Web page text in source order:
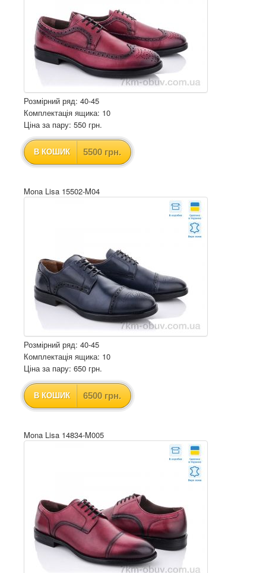
Розмірний ряд: 40-45
Комплектація ящика: 10
Ціна за пару: 550 грн.
В КОШИК 5500 грн.
Mona Lisa 15502-M04
Розмірний ряд: 40-45
Комплектація ящика: 10
Ціна за пару: 650 грн.
В КОШИК 6500 грн.
Mona Lisa 14834-M005